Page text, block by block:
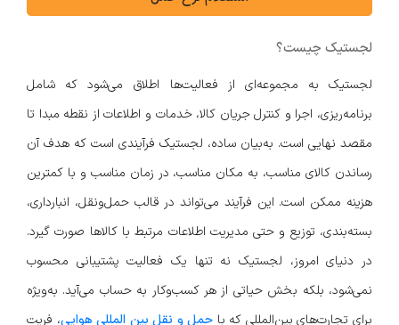
لجستیک چیست؟
لجستیک به مجموعه‌ای از فعالیت‌ها اطلاق می‌شود که شامل
برنامه‌ریزی، اجرا و کنترل جریان کالا، خدمات و اطلاعات از نقطه مبدا تا
مقصد نهایی است. به‌بیان ساده، لجستیک فرآیندی است که هدف آن
رساندن کالای مناسب، به مکان مناسب، در زمان مناسب و با کمترین
هزینه ممکن است. این فرآیند می‌تواند در قالب حمل‌ونقل، انبارداری،
بسته‌بندی، توزیع و حتی مدیریت اطلاعات مرتبط با کالاها صورت گیرد.
در دنیای امروز، لجستیک نه تنها یک فعالیت پشتیبانی محسوب
نمی‌شود، بلکه بخش حیاتی از هر کسب‌وکار به حساب می‌آید. به‌ویژه
برای تجارت‌های بین‌المللی که با حمل و نقل بین المللی هوایی، فریت